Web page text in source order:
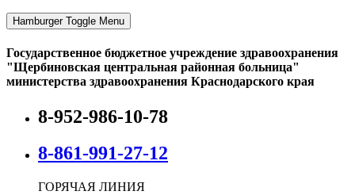
Hamburger Toggle Menu
Государственное бюджетное учреждение здравоохранения
"Щербиновская центральная районная больница"
министерства здравоохранения Краснодарского края
8-952-986-10-78
8-861-991-27-12
ГОРЯЧАЯ ЛИНИЯ